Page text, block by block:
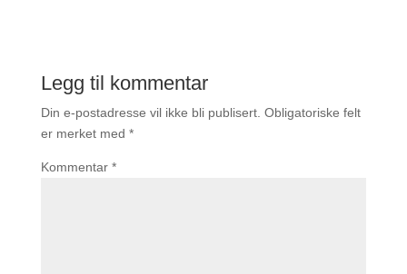
Legg til kommentar
Din e-postadresse vil ikke bli publisert. Obligatoriske felt
er merket med *
Kommentar *